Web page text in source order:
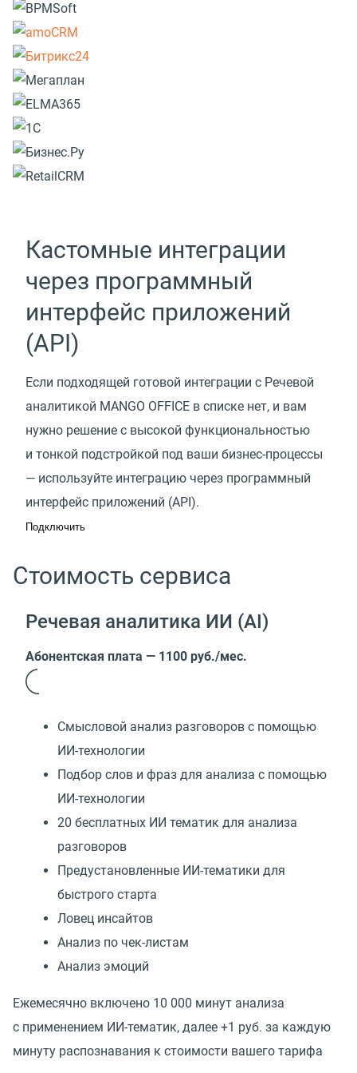
Кастомные интеграции
через программный
интерфейс приложений
(API)
Если подходящей готовой интеграции с Речевой
аналитикой MANGO OFFICE в списке нет, и вам
нужно решение с высокой функциональностью
и тонкой подстройкой под ваши бизнес-процессы
— используйте интеграцию через программный
интерфейс приложений (API).
Подключить
Стоимость сервиса
Речевая аналитика ИИ (AI)
Абонентская плата — 1100 руб./мес.
Смысловой анализ разговоров с помощью
ИИ-технологии
Подбор слов и фраз для анализа с помощью
ИИ-технологии
20 бесплатных ИИ тематик для анализа
разговоров
Предустановленные ИИ-тематики для
быстрого старта
Ловец инсайтов
Анализ по чек-листам
Анализ эмоций
Ежемесячно включено 10 000 минут анализа
с применением ИИ-тематик, далее +1 руб. за каждую
минуту распознавания к стоимости вашего тарифа